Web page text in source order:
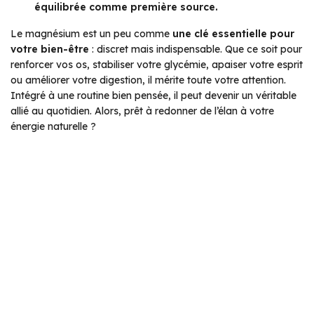
équilibrée comme première source.
Le magnésium est un peu comme une clé essentielle pour
votre bien-être : discret mais indispensable. Que ce soit pour
renforcer vos os, stabiliser votre glycémie, apaiser votre esprit
ou améliorer votre digestion, il mérite toute votre attention.
Intégré à une routine bien pensée, il peut devenir un véritable
allié au quotidien. Alors, prêt à redonner de l’élan à votre
énergie naturelle ?